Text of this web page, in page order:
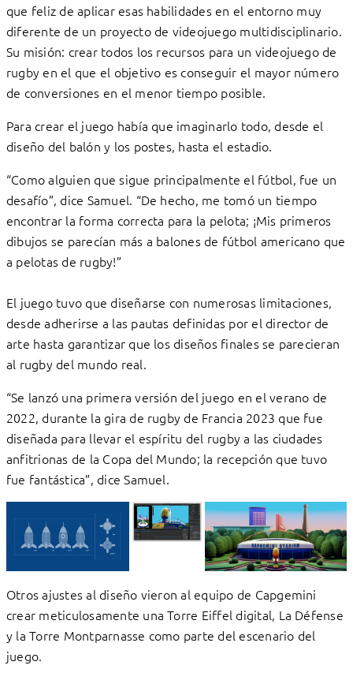
que feliz de aplicar esas habilidades en el entorno muy
diferente de un proyecto de videojuego multidisciplinario.
Su misión: crear todos los recursos para un videojuego de
rugby en el que el objetivo es conseguir el mayor número
de conversiones en el menor tiempo posible.
Para crear el juego había que imaginarlo todo, desde el
diseño del balón y los postes, hasta el estadio.
“Como alguien que sigue principalmente el fútbol, fue un
desafío”, dice Samuel. “De hecho, me tomó un tiempo
encontrar la forma correcta para la pelota; ¡Mis primeros
dibujos se parecían más a balones de fútbol americano que
a pelotas de rugby!”
El juego tuvo que diseñarse con numerosas limitaciones,
desde adherirse a las pautas definidas por el director de
arte hasta garantizar que los diseños finales se parecieran
al rugby del mundo real.
“Se lanzó una primera versión del juego en el verano de
2022, durante la gira de rugby de Francia 2023 que fue
diseñada para llevar el espíritu del rugby a las ciudades
anfitrionas de la Copa del Mundo; la recepción que tuvo
fue fantástica”, dice Samuel.
Otros ajustes al diseño vieron al equipo de Capgemini
crear meticulosamente una Torre Eiffel digital, La Défense
y la Torre Montparnasse como parte del escenario del
juego.